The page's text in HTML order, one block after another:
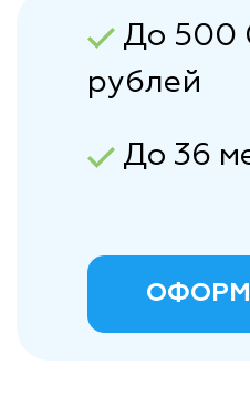
До 500
рублей
До 36